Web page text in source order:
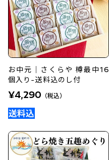
お中元｜さくらや 樽最中16
個入り-送料込のし付
¥4,290 （税込）